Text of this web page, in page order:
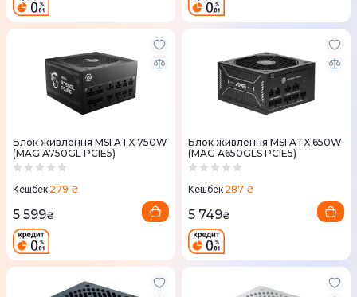
Блок живлення MSI ATX 750W
(MAG A750GL PCIE5)
Кешбек 279 ₴
5 599₴
Блок живлення MSI ATX 650W
(MAG A650GLS PCIE5)
Кешбек 287 ₴
5 749₴